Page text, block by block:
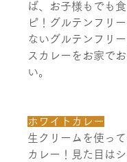
ば、お子様もでも
ピ！グルテンフリ
ないグルテンフリ
スカレーをお家で
い。
ホワイトカレー
生クリームを使っ
カレー！見た目は